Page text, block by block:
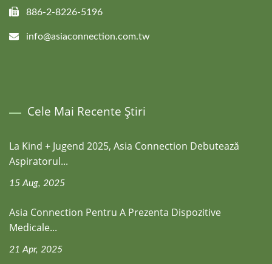
886-2-8226-5196
info@asiaconnection.com.tw
Cele Mai Recente Știri
La Kind + Jugend 2025, Asia Connection Debutează
Aspiratorul...
15 Aug, 2025
Asia Connection Pentru A Prezenta Dispozitive
Medicale...
21 Apr, 2025